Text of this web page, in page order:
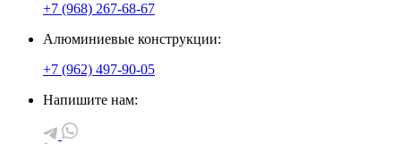
+7 (968) 267-68-67
Алюминиевые конструкции:
+7 (962) 497-90-05
Напишите нам: